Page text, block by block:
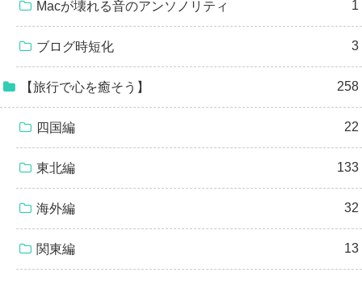
Macが壊れる音のアンソノリティ 1
ブログ時短化 3
【旅行で心を癒そう】 258
四国編 22
東北編 133
海外編 32
関東編 13